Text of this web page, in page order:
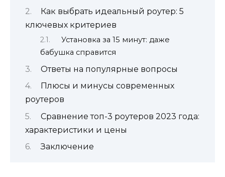
Как выбрать идеальный роутер: 5
ключевых критериев
Установка за 15 минут: даже
бабушка справится
Ответы на популярные вопросы
Плюсы и минусы современных
роутеров
Сравнение топ-3 роутеров 2023 года:
характеристики и цены
Заключение